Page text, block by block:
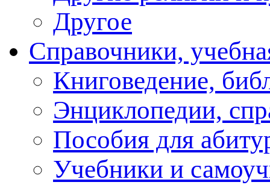
Другое
Справочники,
Книговедение,
Энциклопедии,
Пособия для
Учебники и